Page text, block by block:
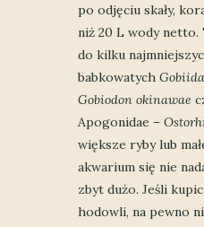
po odjęciu skały,
niż 20 L wody netto.
do kilku
babkowatych
Gobiodon okinawae
Apogonidae –
większe ryby lub
akwarium się nie
zbyt dużo. Jeśli
hodowli, na pewno